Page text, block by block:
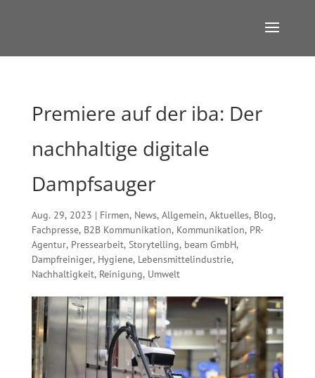
Premiere auf der iba: Der
nachhaltige digitale
Dampfsauger
Aug. 29, 2023 | Firmen, News, Allgemein, Aktuelles, Blog,
Fachpresse, B2B Kommunikation, Kommunikation, PR-
Agentur, Pressearbeit, Storytelling, beam GmbH,
Dampfreiniger, Hygiene, Lebensmittelindustrie,
Nachhaltigkeit, Reinigung, Umwelt